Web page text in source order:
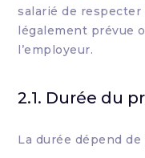
salarié de respecter
légalement prévue
l’employeur.
2.1. Durée du
La durée dépend